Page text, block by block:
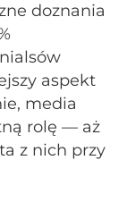
doznania
aspekt
media
rolę — aż
z nich przy